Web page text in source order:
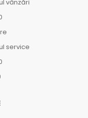
vânzări
service